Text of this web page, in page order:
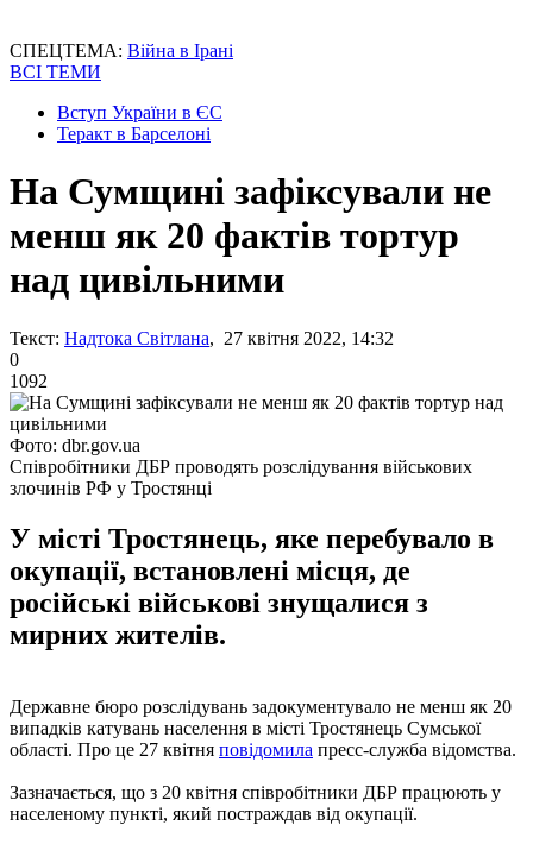
СПЕЦТЕМА: Війна в Ірані
ВСІ ТЕМИ
Вступ України в ЄС
Теракт в Барселоні
На Сумщині зафіксували не
менш як 20 фактів тортур
над цивільними
Текст: Надтока Світлана, 27 квітня 2022, 14:32
0
1092
Фото: dbr.gov.ua
Співробітники ДБР проводять розслідування військових
злочинів РФ у Тростянці
У місті Тростянець, яке перебувало в
окупації, встановлені місця, де
російські військові знущалися з
мирних жителів.
Державне бюро розслідувань задокументувало не менш як 20
випадків катувань населення в місті Тростянець Сумської
області. Про це 27 квітня повідомила пресс-служба відомства.
Зазначається, що з 20 квітня співробітники ДБР працюють у
населеному пункті, який постраждав від окупації.